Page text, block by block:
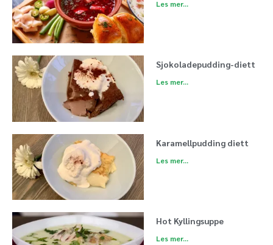
Les mer...
Sjokoladepudding-diett
Les mer...
Karamellpudding diett
Les mer...
Hot Kyllingsuppe
Les mer...